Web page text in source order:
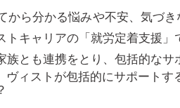
から分かる悩みや不安、気づ
キャリアの「就労定着支援」
とも連携をとり、包括的なサ